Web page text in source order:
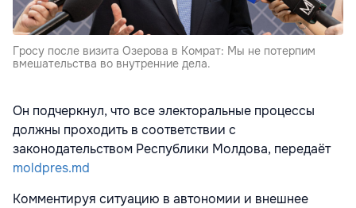
Гросу после визита Озерова в Комрат: Мы не потерпим
вмешательства во внутренние дела.
Он подчеркнул, что все электоральные процессы
должны проходить в соответствии с
законодательством Республики Молдова, передаёт
moldpres.md
Комментируя ситуацию в автономии и внешнее